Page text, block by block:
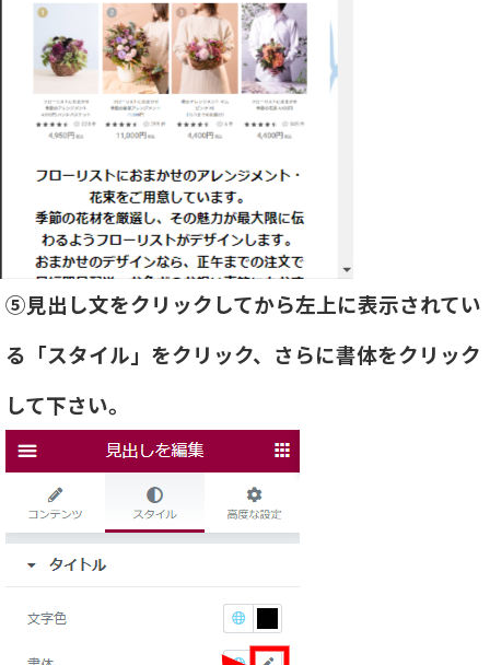
⑤見出し文をクリックしてから左上に表示されてい
る「スタイル」をクリック、さらに書体をクリック
して下さい。